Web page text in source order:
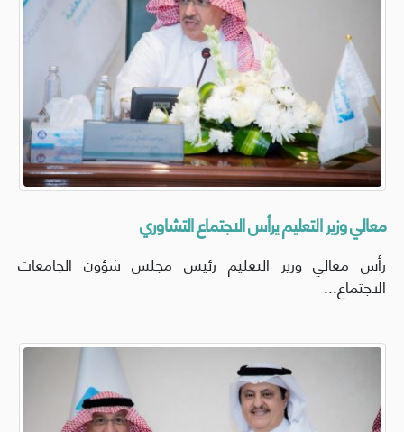
معالي وزير التعليم يرأس الاجتماع التشاوري
رأس معالي وزير التعليم رئيس مجلس شؤون الجامعات
الاجتماع...